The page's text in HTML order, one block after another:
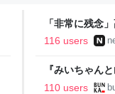
「非常に残念
爆体験者「何
116 users
『みいちゃん
光連載404
110 users